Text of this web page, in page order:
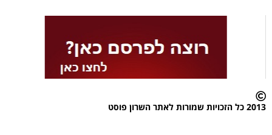
2013 כל הזכויות שמורות לאתר השרון פוסט